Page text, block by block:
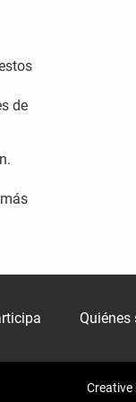
de
Quiénes
Creative